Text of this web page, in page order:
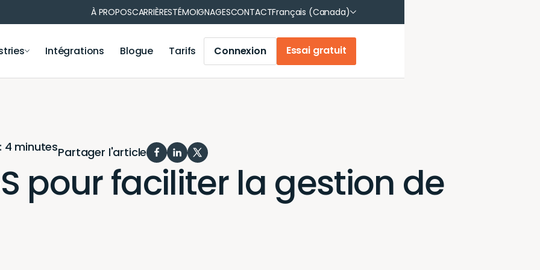
À PROPOSCARRIÈRESTÉMOIGNAGESCONTACTFrançais (Canada)
English
Français
Module de comptabilité
Application mobile
Génération de code-barres et codes QR
Votre secteur
Intégrations Blogue Tarifs Connexion Essai gratuit
4 minutesPartager l'article
pour faciliter la gestion de